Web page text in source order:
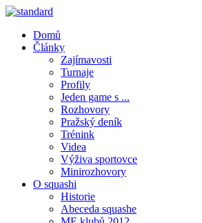
Domů
Články
Zajímavosti
Turnaje
Profily
Jeden game s ...
Rozhovory
Pražský deník
Trénink
Videa
Výživa sportovce
Minirozhovory
O squashi
Historie
Abeceda squashe